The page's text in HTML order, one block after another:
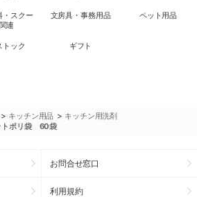
・スクー
連
文房具・事務用品 ペット用品
トック ギフト
> キッチン用品 > キッチン用洗剤
トポリ袋 60袋
お問合せ窓口
利用規約